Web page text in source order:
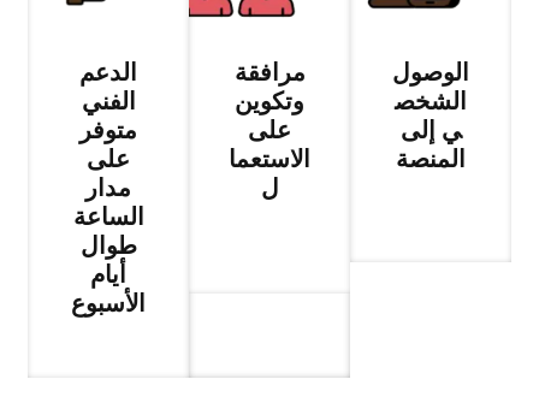
الوصول
الشخص
ي إلى
المنصة
مرافقة
وتكوين
على
الاستعما
ل
الدعم
الفني
متوفر
على
مدار
الساعة
طوال
أيام
الأسبوع